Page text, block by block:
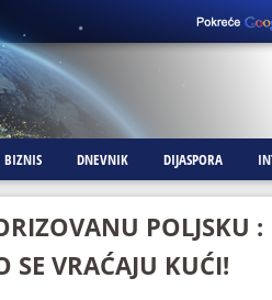
BIZNIS DNEVNIK DIJASPORA
POLJSKU :
SE VRAĆAJU KUĆI!